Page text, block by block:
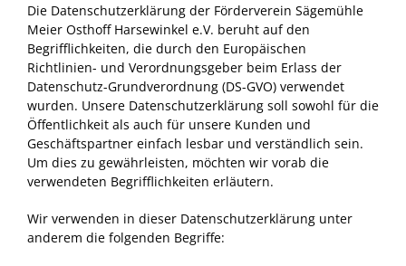
Die Datenschutzerklärung der Förderverein Sägemühle
Meier Osthoff Harsewinkel e.V. beruht auf den
Begrifflichkeiten, die durch den Europäischen
Richtlinien- und Verordnungsgeber beim Erlass der
Datenschutz-Grundverordnung (DS-GVO) verwendet
wurden. Unsere Datenschutzerklärung soll sowohl für die
Öffentlichkeit als auch für unsere Kunden und
Geschäftspartner einfach lesbar und verständlich sein.
Um dies zu gewährleisten, möchten wir vorab die
verwendeten Begrifflichkeiten erläutern.
Wir verwenden in dieser Datenschutzerklärung unter
anderem die folgenden Begriffe: